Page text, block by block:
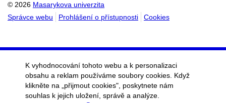
© 2026 Masarykova univerzita
Správce webu
Prohlášení o přístupnosti Cookies
K vyhodnocování tohoto webu a k personalizaci
obsahu a reklam používáme soubory cookies. Když
klikněte na „přijmout cookies", poskytnete nám
souhlas k jejich uložení, správě a analýze.